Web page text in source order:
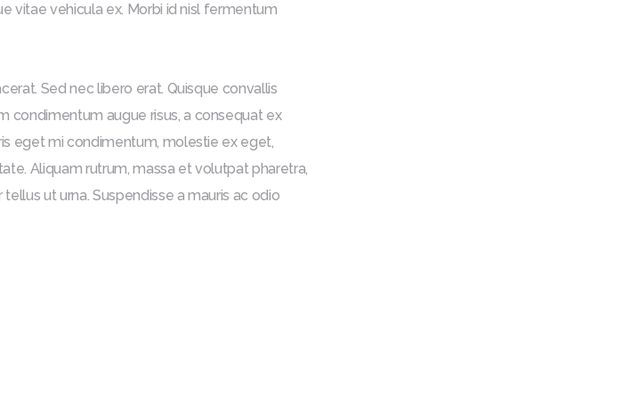
vitae vehicula ex. Morbi id nisl fermentum
Sed nec libero erat. Quisque convallis
condimentum augue risus, a consequat ex
eget mi condimentum, molestie ex eget,
Aliquam rutrum, massa et volutpat pharetra,
ut urna. Suspendisse a mauris ac odio